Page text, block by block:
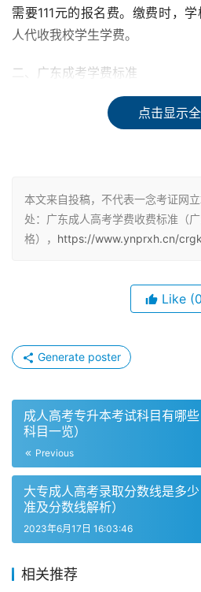
需要111元的报名费。缴费时，
人代收我校学生学费。
二、广东成考学费标准
广东成人高考的学费一般在
费用是跟报考的院校有关系的
校官方公布为准。
根据教育考试改革情况，对高等
收费标准和分类进行了调整。广
看处于中等偏高的位置，普遍
5000元一年，高升专普遍在4000
广东成考报名高中起点本、专科
本层次报考费148元/人。各招生
开。招生专业最终以省教育考试
广东成人高考的费用包括入学考
费、杂费等。学费一直以来都是
点击显示
本文来自投稿，不代表一念考证网
处：广东成人高考学费收费标准（
格）， https://www.ynprxh.cn/
Like
Generate poster
成人高考专升本考试科目有哪
科目一览）
Previous
大专成人高考录取分数线是多
准及分数线解析）
2023年6月17日 16:03:46
相关推荐